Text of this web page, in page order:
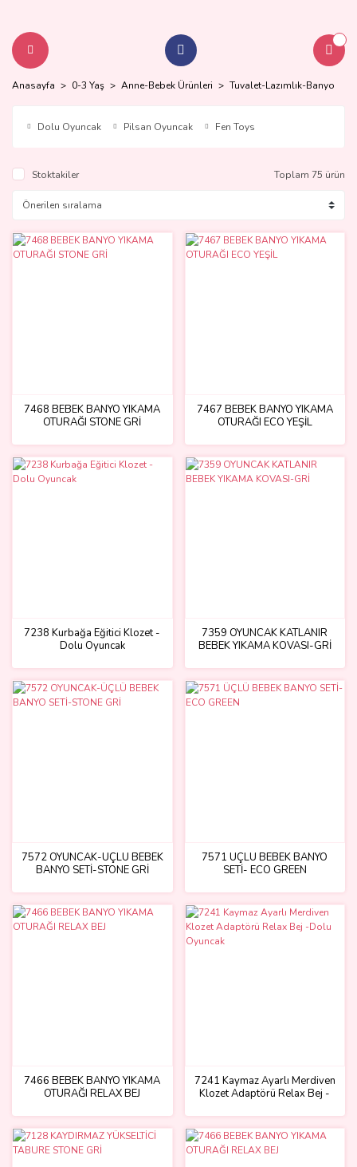
Anasayfa 0-3 Yaş Anne-Bebek Ürünleri Tuvalet-Lazımlık-Banyo
Dolu Oyuncak Pilsan Oyuncak Fen Toys
Stoktakiler Toplam 75 ürün
7468 BEBEK BANYO YIKAMA
OTURAĞI STONE GRİ
7467 BEBEK BANYO YIKAMA
OTURAĞI ECO YEŞİL
7238 Kurbağa Eğitici Klozet -
Dolu Oyuncak
7359 OYUNCAK KATLANIR
BEBEK YIKAMA KOVASI-GRİ
7572 OYUNCAK-ÜÇLÜ BEBEK
BANYO SETİ-STONE GRİ
7571 ÜÇLÜ BEBEK BANYO
SETİ- ECO GREEN
7466 BEBEK BANYO YIKAMA
OTURAĞI RELAX BEJ
7241 Kaymaz Ayarlı Merdiven
Klozet Adaptörü Relax Bej -